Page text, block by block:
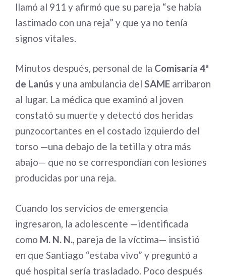
llamó al 911 y afirmó que su pareja “se había
lastimado con una reja” y que ya no tenía
signos vitales.
Minutos después, personal de la Comisaría 4ª
de Lanús y una ambulancia del SAME arribaron
al lugar. La médica que examinó al joven
constató su muerte y detectó dos heridas
punzocortantes en el costado izquierdo del
torso —una debajo de la tetilla y otra más
abajo— que no se correspondían con lesiones
producidas por una reja.
Cuando los servicios de emergencia
ingresaron, la adolescente —identificada
como M. N. N. , pareja de la víctima— insistió
en que Santiago “estaba vivo” y preguntó a
qué hospital sería trasladado. Poco después